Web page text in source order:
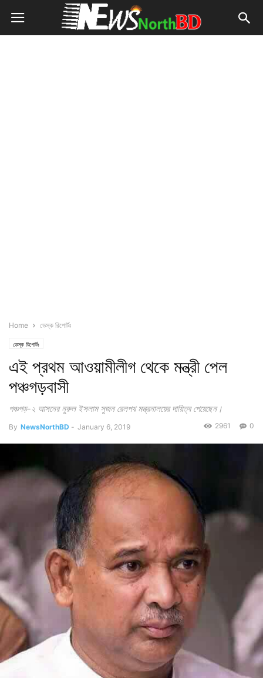
Home ডেস্ক রিপোর্টঃ
ডেস্ক রিপোর্টঃ
এই প্রথম আওয়ামীলীগ থেকে মন্ত্রী পেল
পঞ্চগড়বাসী
পঞ্চগড়-২ আসনের নুরুল ইসলাম সুজন রেলপথ মন্ত্রনালয়ের দায়িত্ব পেয়েছেন।
By NewsNorthBD - January 6, 2019 0
2961